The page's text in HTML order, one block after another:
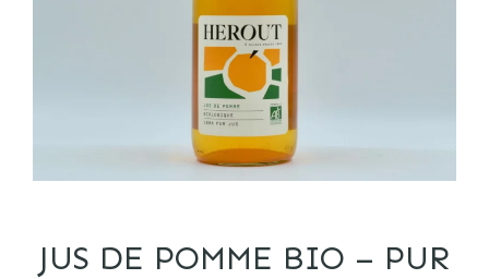
JUS DE POMME BIO – PUR